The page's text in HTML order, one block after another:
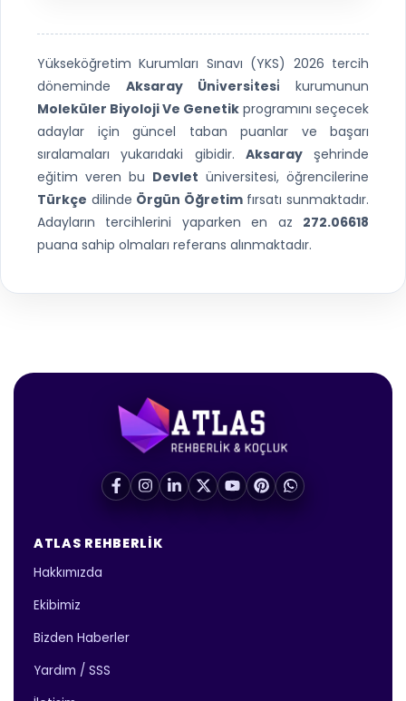
Yükseköğretim Kurumları Sınavı (YKS) 2026 tercih
döneminde Aksaray Üni̇versi̇tesi̇ kurumunun
Moleküler Biyoloji Ve Genetik programını seçecek
adaylar için güncel taban puanlar ve başarı
sıralamaları yukarıdaki gibidir. Aksarayşehrinde
eğitim veren bu Devlet üniversitesi, öğrencilerine
Türkçe dilinde Örgün Öğretimfırsatı sunmaktadır.
Adayların tercihlerini yaparken en az 272.06618
puana sahip olmaları referans alınmaktadır.
ATLAS REHBERLIK
Hakkımızda
Ekibimiz
Bizden Haberler
Yardım / SSS